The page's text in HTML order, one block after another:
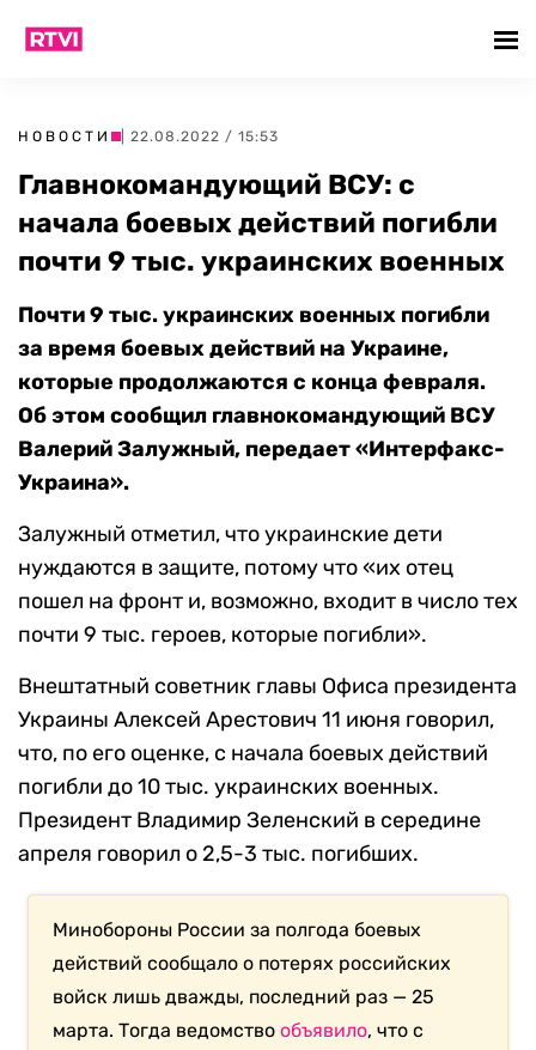
НОВОСТИ | 22.08.2022 / 15:53
Главнокомандующий ВСУ: с
начала боевых действий погибли
почти 9 тыс. украинских военных
Почти 9 тыс. украинских военных погибли
за время боевых действий на Украине,
которые продолжаются с конца февраля.
Об этом сообщил главнокомандующий ВСУ
Валерий Залужный, передает «Интерфакс-
Украина».
Залужный отметил, что украинские дети
нуждаются в защите, потому что «их отец
пошел на фронт и, возможно, входит в число тех
почти 9 тыс. героев, которые погибли».
Внештатный советник главы Офиса президента
Украины Алексей Арестович 11 июня говорил,
что, по его оценке, с начала боевых действий
погибли до 10 тыс. украинских военных.
Президент Владимир Зеленский в середине
апреля говорил о 2,5-3 тыс. погибших.
Минобороны России за полгода боевых
действий сообщало о потерях российских
войск лишь дважды, последний раз — 25
марта. Тогда ведомствообъявило, что с